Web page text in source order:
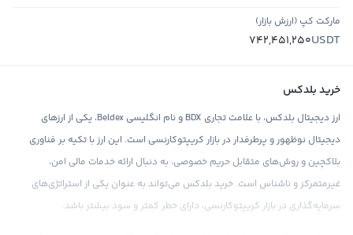
مارکت کپ (ارزش بازار)
USDT
742,451,250
خرید بلدکس
ارز دیجیتال بلدکس، با علامت تجاری BDX و نام انگلیسی Beldex، یکی از ارزهای
دیجیتال نوظهور و پرطرفدار در بازار کریپتوکارنسی است. این ارز با تکیه بر فناوری
بلاکچین و روش‌های متقابل حریم خصوصی، به دنبال ارائه خدمات مالی امن،
غیرمتمرکز و ناشناس است. خرید بلدکس می‌تواند به عنوان یکی از استراتژی‌های
سرمایه‌گذاری در بازار کریپتوکارنسی، دارای خطر کمتر و سود بیشتر باشد.